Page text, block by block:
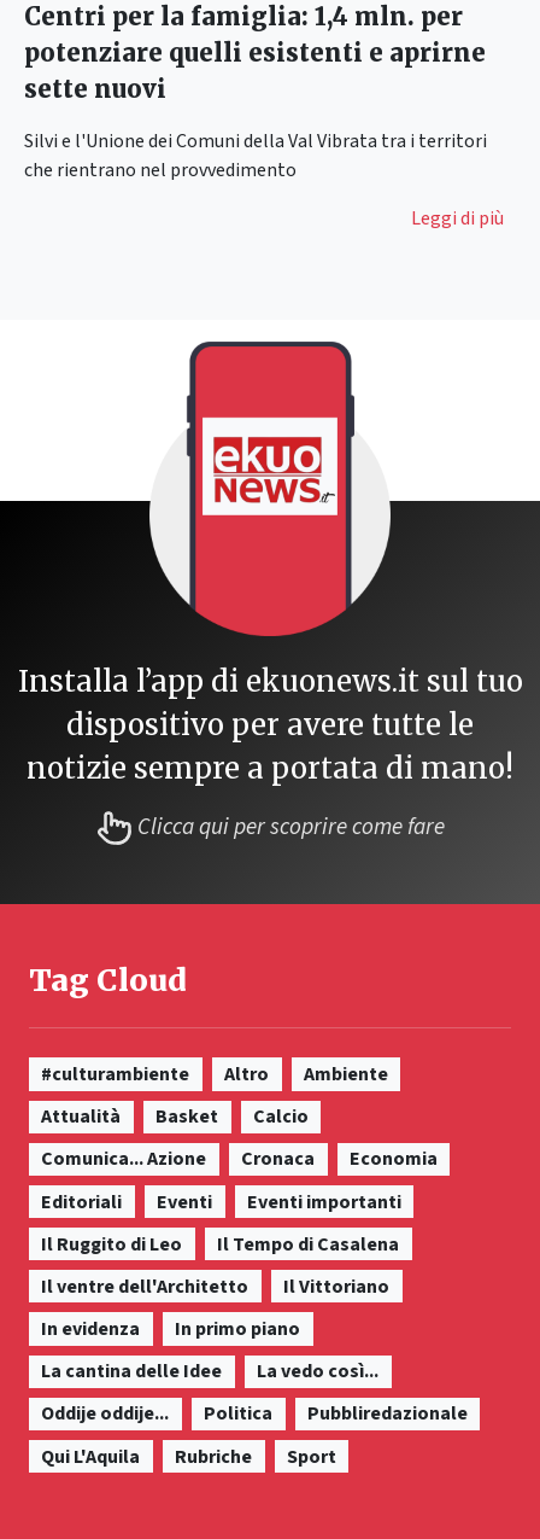
Centri per la famiglia: 1,4 mln. per
potenziare quelli esistenti e aprirne
sette nuovi
Silvi e l'Unione dei Comuni della Val Vibrata tra i territori
che rientrano nel provvedimento
Leggi di più
Installa l’app di ekuonews.it sul tuo
dispositivo per avere tutte le
notizie sempre a portata di mano!
Clicca qui per scoprire come fare
Tag Cloud
#culturambiente Altro
Ambiente
Attualità
Basket
Calcio
Comunica... Azione
Cronaca
Economia
Editoriali
Eventi
Eventi importanti
Il Ruggito di Leo
Il Tempo di Casalena
Il ventre dell'Architetto
Il Vittoriano
In evidenza
In primo piano
La cantina delle Idee
La vedo così...
Oddije oddije...
Politica
Pubbliredazionale
Qui L'Aquila
Rubriche Sport